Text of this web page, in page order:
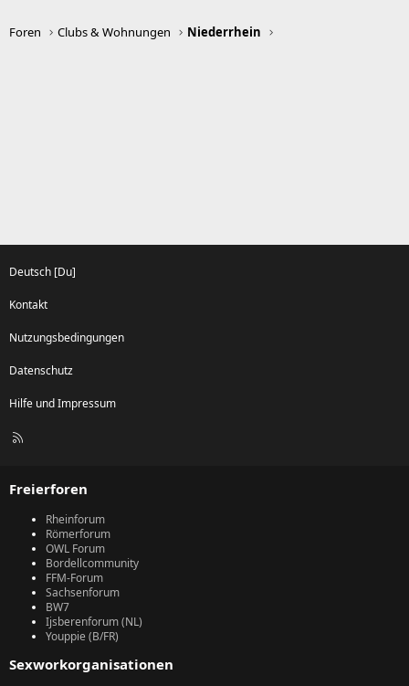
Foren Clubs & Wohnungen Niederrhein
Deutsch [Du]
Kontakt
Nutzungsbedingungen
Datenschutz
Hilfe und Impressum
R
Freierforen
Rheinforum
Römerforum
OWL Forum
Bordellcommunity
FFM-Forum
Sachsenforum
BW7
Ijsberenforum (NL)
Youppie (B/FR)
Sexworkorganisationen